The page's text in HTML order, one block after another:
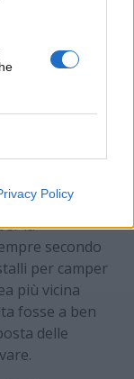
Policy
dei vigiliche
la
secondo
per camper
più vicina
fosse a ben
delle